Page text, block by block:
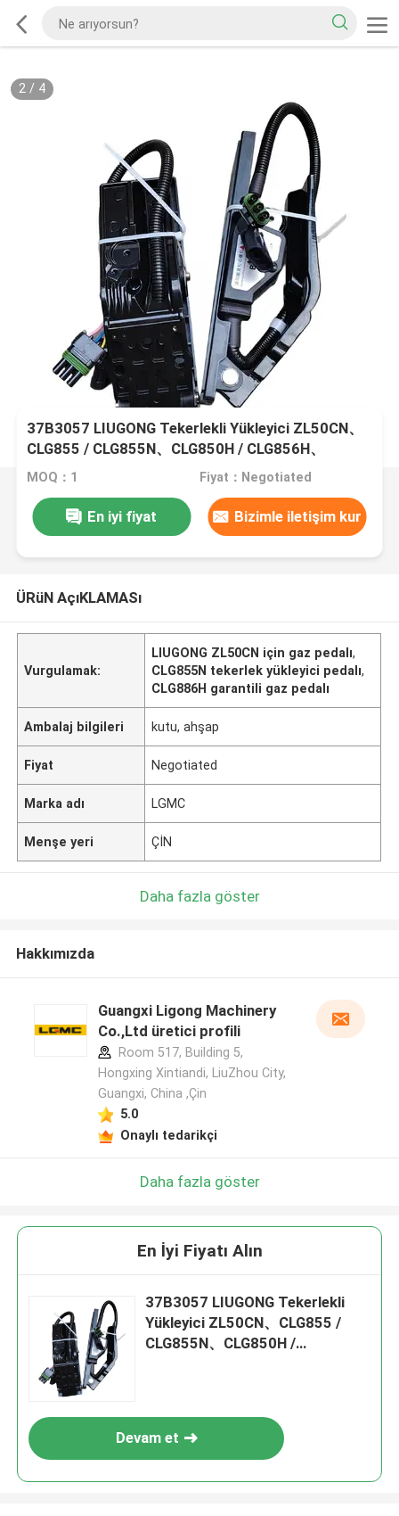
2/ 4
37B3057 LIUGONG Tekerlekli Yükleyici ZL50CN、
CLG855 / CLG855N、CLG850H / CLG856H、
CLG862H、CLG886H / CLG890H için Akselereatör
MOQ：1 Fiyat：Negotiated
En iyi fiyat Bizimle iletişim kur
ÜRüN AçıKLAMASı
Vurgulamak:
LIUGONG ZL50CN için gaz pedalı,
CLG855N tekerlek yükleyici pedalı,
CLG886H garantili gaz pedalı
Ambalaj bilgileri kutu, ahşap
Fiyat Negotiated
Marka adı LGMC
Menşe yeri ÇİN
Daha fazla göster
Hakkımızda
Guangxi Ligong Machinery
Co.,Ltd üretici profili
Room 517, Building 5,
Hongxing Xintiandi, LiuZhou City,
Guangxi, China ,Çin
5.0
Onaylı tedarikçi
Daha fazla göster
En İyi Fiyatı Alın
37B3057 LIUGONG Tekerlekli
Yükleyici ZL50CN、CLG855 /
CLG855N、CLG850H /
Devam et